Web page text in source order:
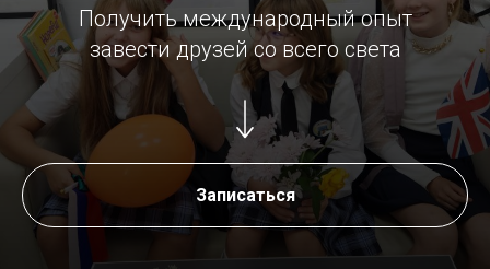
Получить международный опыт
завести друзей со всего света
Записаться